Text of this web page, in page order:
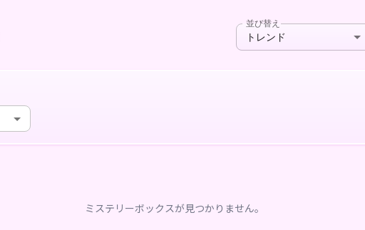
並び替え
トレンド
ミステリーボックスが見つかりません。